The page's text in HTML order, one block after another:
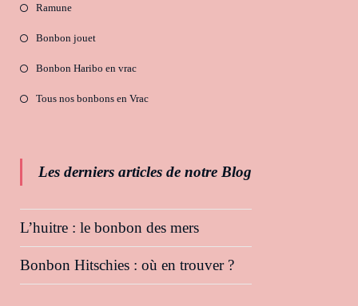
Ramune
Bonbon jouet
Bonbon Haribo en vrac
Tous nos bonbons en Vrac
Les derniers articles de notre Blog
L’huitre : le bonbon des mers
Bonbon Hitschies : où en trouver ?